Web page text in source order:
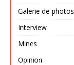
Galerie de photos
Interview
Mines
Opinion